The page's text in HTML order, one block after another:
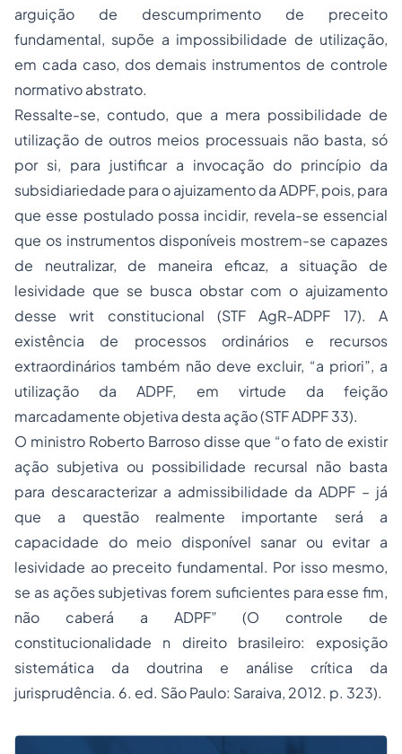
arguição de descumprimento de preceito
fundamental, supõe a impossibilidade de utilização,
em cada caso, dos demais instrumentos de controle
normativo abstrato.
Ressalte-se, contudo, que a mera possibilidade de
utilização de outros meios processuais não basta, só
por si, para justificar a invocação do princípio da
subsidiariedade para o ajuizamento da ADPF, pois, para
que esse postulado possa incidir, revela-se essencial
que os instrumentos disponíveis mostrem-se capazes
de neutralizar, de maneira eficaz, a situação de
lesividade que se busca obstar com o ajuizamento
desse writ constitucional (STF AgR-ADPF 17). A
existência de processos ordinários e recursos
extraordinários também não deve excluir, “a priori”, a
utilização da ADPF, em virtude da feição
marcadamente objetiva desta ação (STF ADPF 33).
O ministro Roberto Barroso disse que “o fato de existir
ação subjetiva ou possibilidade recursal não basta
para descaracterizar a admissibilidade da ADPF – já
que a questão realmente importante será a
capacidade do meio disponível sanar ou evitar a
lesividade ao preceito fundamental. Por isso mesmo,
se as ações subjetivas forem suficientes para esse fim,
não caberá a ADPF” (O controle de
constitucionalidade n direito brasileiro: exposição
sistemática da doutrina e análise crítica da
jurisprudência. 6. ed. São Paulo: Saraiva, 2012. p. 323).